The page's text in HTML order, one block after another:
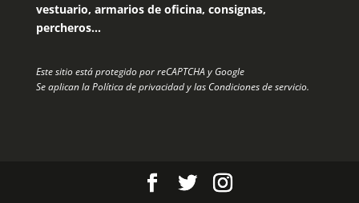
vestuario, armarios de oficina, consignas,
percheros…
Este sitio está protegido por reCAPTCHA y Google
Se aplican laPolítica de privacidady las Condiciones de servicio.